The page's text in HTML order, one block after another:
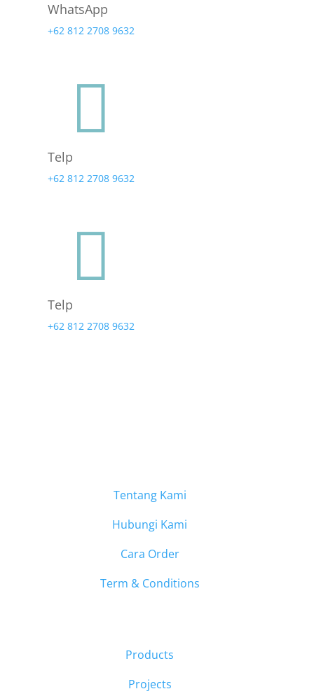
WhatsApp
+62 812 2708 9632

Telp
+62 812 2708 9632

Telp
+62 812 2708 9632
Tentang Kami
Hubungi Kami
Cara Order
Term & Conditions
Products
Projects